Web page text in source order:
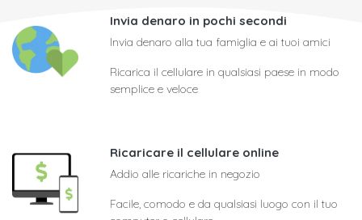
Invia denaro in pochi secondi
Invia denaro alla tua famiglia e ai tuoi amici
Ricarica il cellulare in qualsiasi paese in modo
semplice e veloce
Ricaricare il cellulare online
Addio alle ricariche in negozio
Facile, comodo e da qualsiasi luogo con il tuo